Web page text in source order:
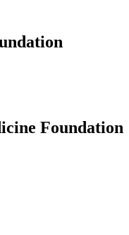
Foundation